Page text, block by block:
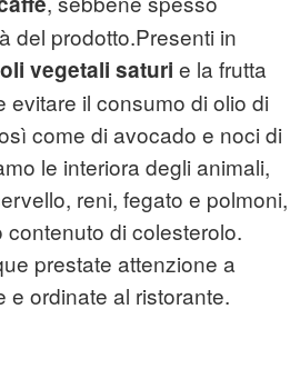
del prodotto.Presenti in
oli vegetali saturi e la frutta
evitare il consumo di olio di
come di avocado e noci di
le interiora degli animali,
reni, fegato e polmoni,
contenuto di colesterolo.
prestate attenzione a
e ordinate al ristorante.